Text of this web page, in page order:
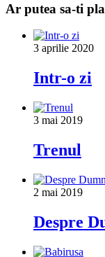
Ar putea sa-ti
3 aprilie 2020
Intr-o zi
3 mai 2019
Trenul
2 mai 2019
Despre